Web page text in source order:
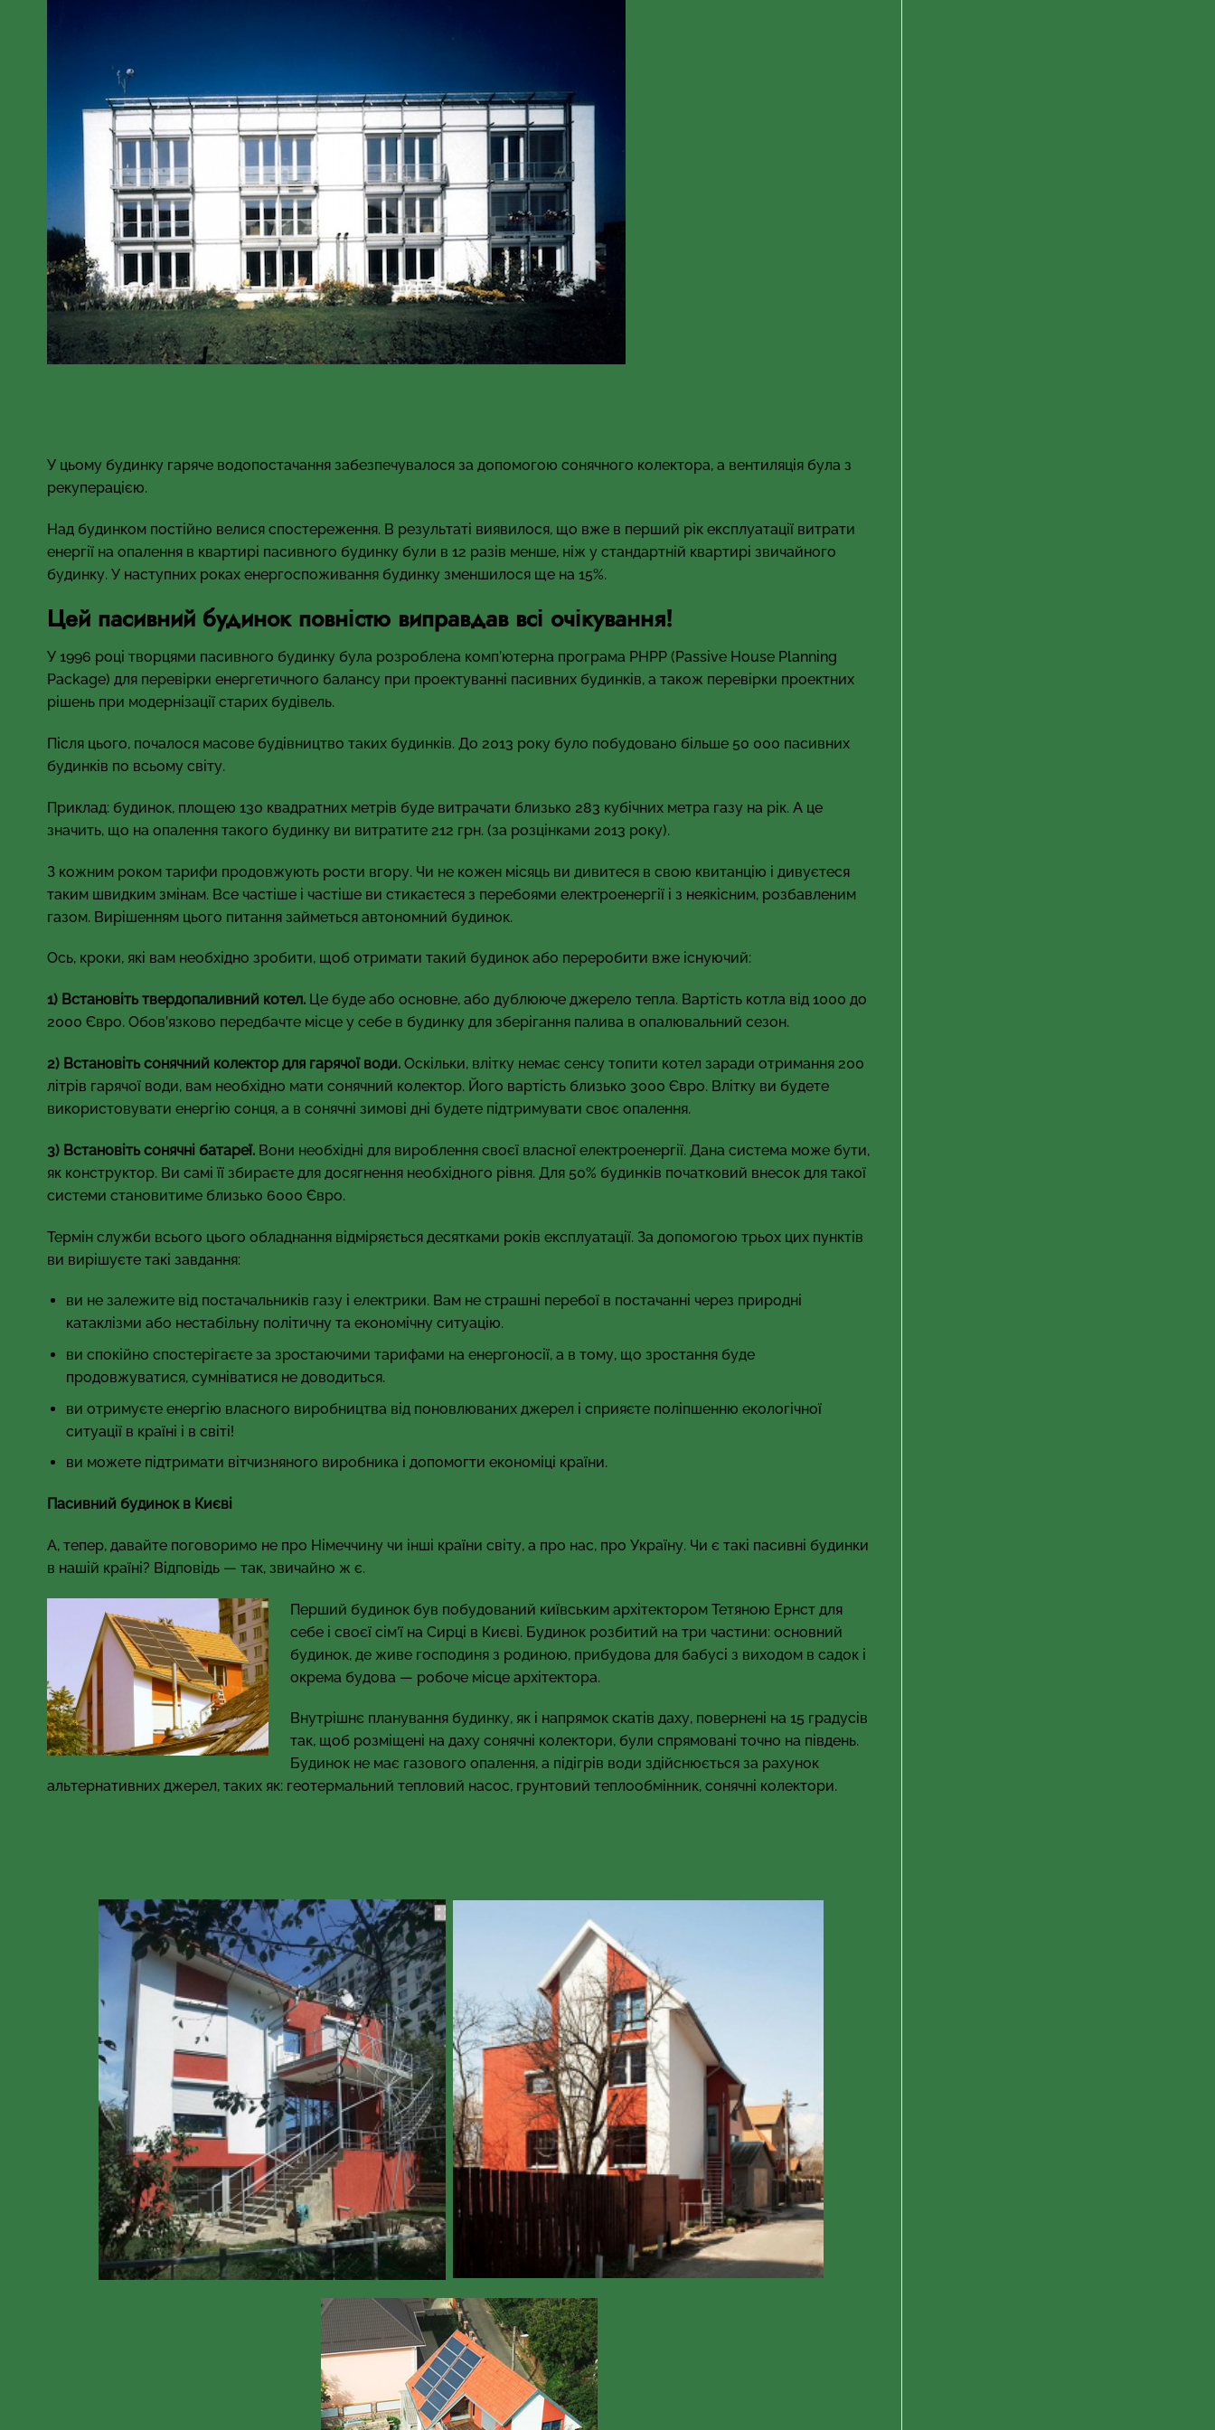
У цьому будинку гаряче водопостачання забезпечувалося за допомогою сонячного колектора, а вентиляція була з
рекуперацією.
Над будинком постійно велися спостереження. В результаті виявилося, що вже в перший рік експлуатації витрати
енергії на опалення в квартирі пасивного будинку були в 12 разів менше, ніж у стандартній квартирі звичайного
будинку. У наступних роках енергоспоживання будинку зменшилося ще на 15%.
Цей пасивний будинок повністю виправдав всі очікування!
У 1996 році творцями пасивного будинку була розроблена комп’ютерна програма PHPP (Passive House Planning
Package) для перевірки енергетичного балансу при проектуванні пасивних будинків, а також перевірки проектних
рішень при модернізації старих будівель.
Після цього, почалося масове будівництво таких будинків. До 2013 року було побудовано більше 50 000 пасивних
будинків по всьому світу.
Приклад: будинок, площею 130 квадратних метрів буде витрачати близько 283 кубічних метра газу на рік. А це
значить, що на опалення такого будинку ви витратите 212 грн. (за розцінками 2013 року).
З кожним роком тарифи продовжують рости вгору. Чи не кожен місяць ви дивитеся в свою квитанцію і дивуєтеся
таким швидким змінам. Все частіше і частіше ви стикаєтеся з перебоями електроенергії і з неякісним, розбавленим
газом. Вирішенням цього питання займеться автономний будинок.
Ось, кроки, які вам необхідно зробити, щоб отримати такий будинок або переробити вже існуючий:
1) Встановіть твердопаливний котел. Це буде або основне, або дублююче джерело тепла. Вартість котла від 1000 до
2000 Євро. Обов’язково передбачте місце у себе в будинку для зберігання палива в опалювальний сезон.
2) Встановіть сонячний колектор для гарячої води. Оскільки, влітку немає сенсу топити котел заради отримання 200
літрів гарячої води, вам необхідно мати сонячний колектор. Його вартість близько 3000 Євро. Влітку ви будете
використовувати енергію сонця, а в сонячні зимові дні будете підтримувати своє опалення.
3) Встановіть сонячні батареї. Вони необхідні для вироблення своєї власної електроенергії. Дана система може бути,
як конструктор. Ви самі її збираєте для досягнення необхідного рівня. Для 50% будинків початковий внесок для такої
системи становитиме близько 6000 Євро.
Термін служби всього цього обладнання відміряється десятками років експлуатації. За допомогою трьох цих пунктів
ви вирішуєте такі завдання:
ви не залежите від постачальників газу і електрики. Вам не страшні перебої в постачанні через природні
катаклізми або нестабільну політичну та економічну ситуацію.
ви спокійно спостерігаєте за зростаючими тарифами на енергоносії, а в тому, що зростання буде
продовжуватися, сумніватися не доводиться.
ви отримуєте енергію власного виробництва від поновлюваних джерел і сприяєте поліпшенню екологічної
ситуації в країні і в світі!
ви можете підтримати вітчизняного виробника і допомогти економіці країни.
Пасивний будинок в Києві
А, тепер, давайте поговоримо не про Німеччину чи інші країни світу, а про нас, про Україну. Чи є такі пасивні будинки
в нашій країні? Відповідь — так, звичайно ж є.
Перший будинок був побудований київським архітектором Тетяною Ернст для
себе і своєї сім’ї на Сирці в Києві. Будинок розбитий на три частини: основний
будинок, де живе господиня з родиною, прибудова для бабусі з виходом в садок і
окрема будова — робоче місце архітектора.
Внутрішнє планування будинку, як і напрямок скатів даху, повернені на 15 градусів
так, щоб розміщені на даху сонячні колектори, були спрямовані точно на південь.
Будинок не має газового опалення, а підігрів води здійснюється за рахунок
альтернативних джерел, таких як: геотермальний тепловий насос, грунтовий теплообмінник, сонячні колектори.